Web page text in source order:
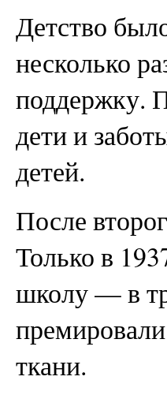
Детство
несколько
поддержку.
дети и
детей.
После
Только в
школу — в
ткани.